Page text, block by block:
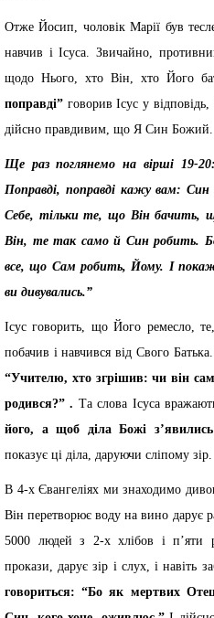
Отже Йосип, чоловік Марії був
навчив і Ісуса. Звичайно,
щодо Нього, хто Він, хто Його
поправді” говорив Ісус у
дійсно правдивим, що Я Син Божий. .
Ще раз поглянемо на вірші 19-
Поправді, поправді кажу вам:
Себе, тільки те, що Він бачить,
Він, те так само й Син робить.
все, що Сам робить, Йому. І
ви дивувались.”
Ісус говорить, що Його ремесло,
побачив і навчився від Свого
“Учителю, хто згрішив: чи він
родився?” . Та слова Ісуса
його, а щоб діла Божі
показує ці діла, даруючи сліпому зір.
В 4-х Євангеліях ми знаходимо
Він перетворює воду на вино дарує
5000 людей з 2-х хлібов і п’яти
прокази, дарує зір і слух, і навіть
говориться: “Бо як мертвих